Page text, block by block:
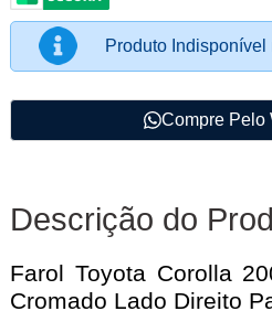
Produto Indisponível
Compre Pelo
Descrição do
Farol Toyota Corolla
Cromado Lado Direito